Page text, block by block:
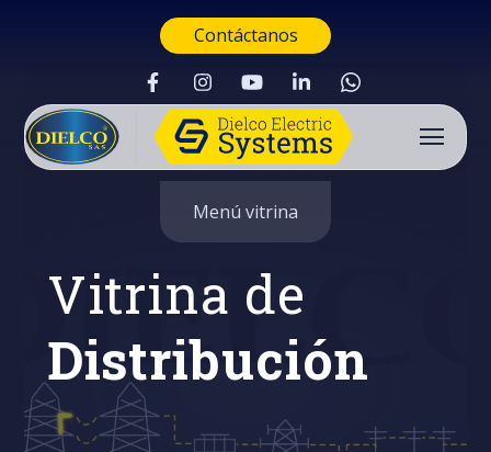
Contáctanos
Menú vitrina
Vitrina de
Distribución